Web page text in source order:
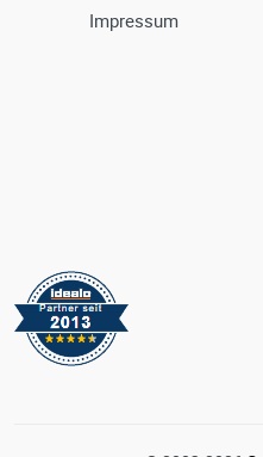
Impressum